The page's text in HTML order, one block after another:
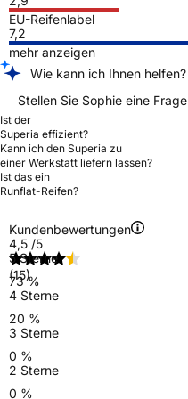
EU-Reifenlabel
7,2
mehr anzeigen
Wie kann ich Ihnen helfen?
Stellen Sie Sophie eine Frage
Ist der
Superia effizient?
Kann ich den Superia zu
einer Werkstatt liefern lassen?
Ist das ein
Runflat-Reifen?
Kundenbewertungen
4,5 /5
(15)
5 Sterne
73 %
4 Sterne
20 %
3 Sterne
0 %
2 Sterne
0 %